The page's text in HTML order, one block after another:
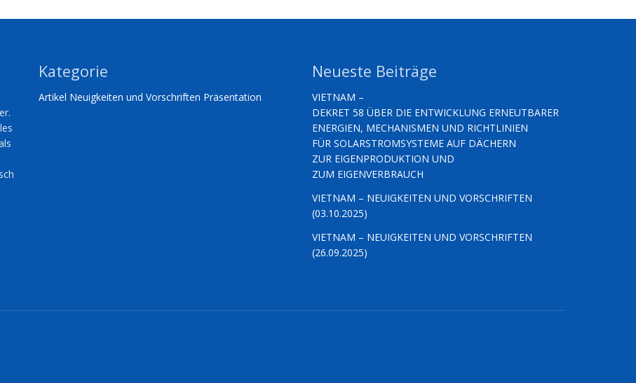
Kategorie
Artikel Neuigkeiten und Vorschriften Präsentation
Neueste Beiträge
VIETNAM –
DEKRET 58 ÜBER DIE ENTWICKLUNG ERNEUTBARER
ENERGIEN, MECHANISMEN UND RICHTLINIEN
FÜR SOLARSTROMSYSTEME AUF DÄCHERN
ZUR EIGENPRODUKTION UND
ZUM EIGENVERBRAUCH
VIETNAM – NEUIGKEITEN UND VORSCHRIFTEN
(03.10.2025)
VIETNAM – NEUIGKEITEN UND VORSCHRIFTEN
(26.09.2025)